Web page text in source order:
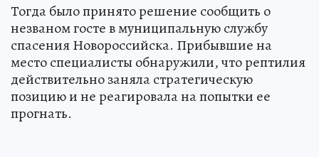
Тогда было принято решение сообщить о
незваном госте в муниципальную службу
спасения Новороссийска. Прибывшие на
место специалисты обнаружили, что рептилия
действительно заняла стратегическую
позицию и не реагировала на попытки ее
прогнать.